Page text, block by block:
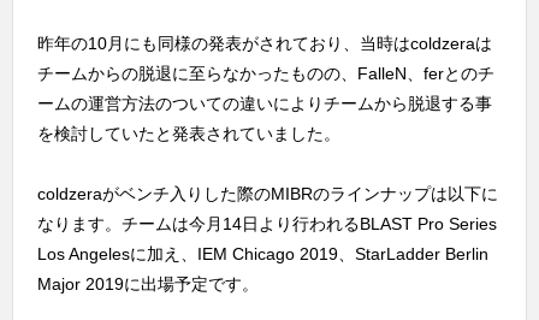
昨年の10月にも同様の発表がされており、当時はcoldzeraは
チームからの脱退に至らなかったものの、FalleN、ferとのチ
ームの運営方法のついての違いによりチームから脱退する事
を検討していたと発表されていました。
coldzeraがベンチ入りした際のMIBRのラインナップは以下に
なります。チームは今月14日より行われるBLAST Pro Series
Los Angelesに加え、IEM Chicago 2019、StarLadder Berlin
Major 2019に出場予定です。